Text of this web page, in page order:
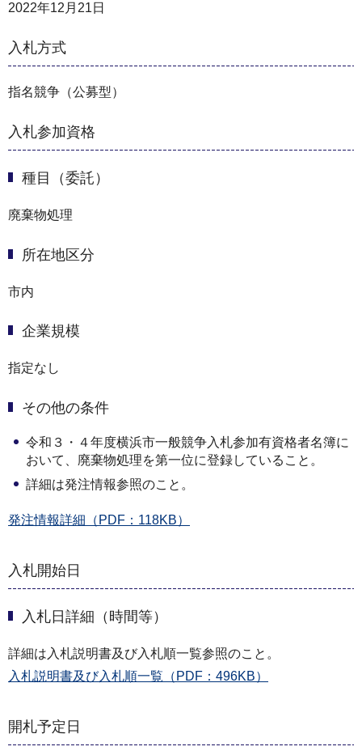
2022年12月21日
入札方式
指名競争（公募型）
入札参加資格
種目（委託）
廃棄物処理
所在地区分
市内
企業規模
指定なし
その他の条件
令和３・４年度横浜市一般競争入札参加有資格者名簿に
おいて、廃棄物処理を第一位に登録していること。
詳細は発注情報参照のこと。
発注情報詳細（PDF：118KB）
入札開始日
入札日詳細（時間等）
詳細は入札説明書及び入札順一覧参照のこと。
入札説明書及び入札順一覧（PDF：496KB）
開札予定日